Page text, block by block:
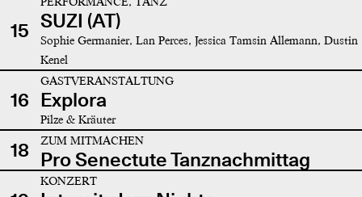
15 SUZI (AT)
Sophie Germanier, Lan Perces, Jessica Tamsin Allemann, Dustin
Kenel
16
GASTVERANSTALTUNG
Explora
Pilze & Kräuter
18 ZUM MITMACHEN
Pro Senectute Tanznachmittag
KONZERT